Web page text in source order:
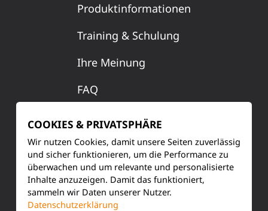
Produktinformationen
Training & Schulung
Ihre Meinung
FAQ
KONTAKT
Siemensstraße 2
50170 Kerpen
COOKIES & PRIVATSPHÄRE
Wir nutzen Cookies, damit unsere Seiten zuverlässig
und sicher funktionieren, um die Performance zu
überwachen und um relevante und personalisierte
Inhalte anzuzeigen. Damit das funktioniert,
sammeln wir Daten unserer Nutzer.
Datenschutzerklärung